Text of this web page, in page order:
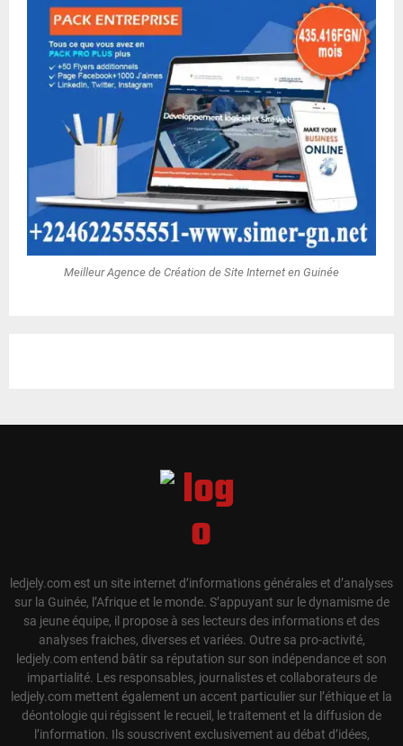
Meilleur Agence de Création de Site Internet en Guinée
ledjely.com est un site internet d’informations générales et d’analyses
sur la Guinée, l’Afrique et le monde. S’appuyant sur le dynamisme de
sa jeune équipe, il propose à ses lecteurs des informations et des
analyses fraiches, diverses et variées. Outre sa pro-activité,
ledjely.com entend bâtir sa réputation sur son indépendance et son
impartialité. Les responsables, journalistes et collaborateurs de
ledjely.com mettent également un accent particulier sur l’éthique et la
déontologie qui régissent le recueil, le traitement et la diffusion de
l’information. Ils souscrivent exclusivement au débat d’idées,